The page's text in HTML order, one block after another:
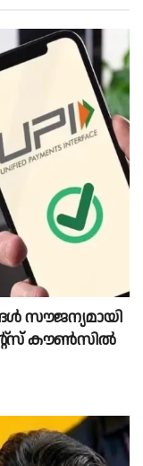
സൗജന്യമായി
കൗൺസിൽ